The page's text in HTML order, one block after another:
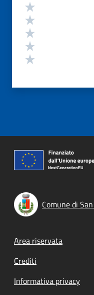
Valutazione
Comune di
Footer menu
Area riservata
Crediti
Informativa privacy